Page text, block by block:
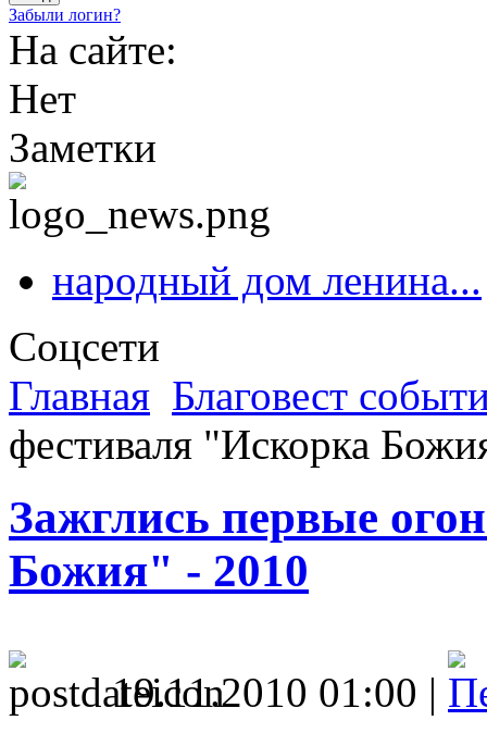
Забыли логин?
На сайте:
Нет
Заметки
народный дом ленина...
Соцсети
Главная Благовест
фестиваля "Искорка
Зажглись первые
Божия" - 2010
19.11.2010 01:00 |